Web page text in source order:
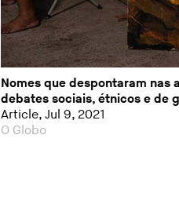
Nomes que despontaram nas
debates sociais, étnicos e de
Article, Jul 9, 2021
O Globo